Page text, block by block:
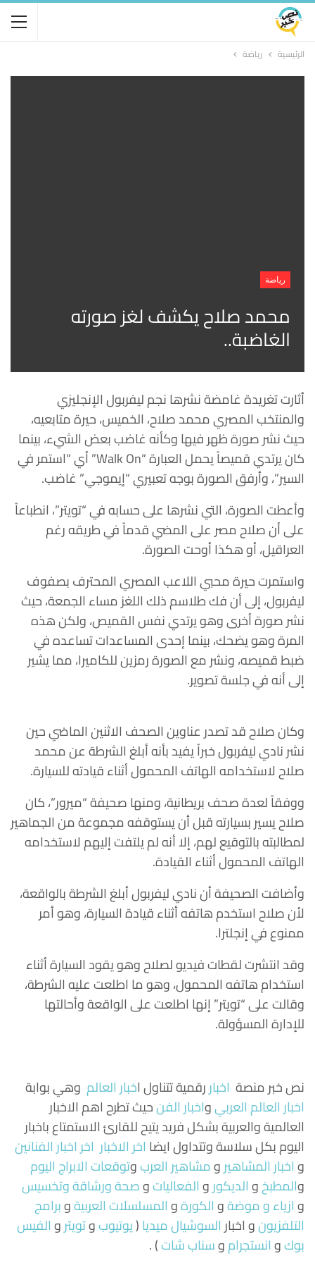
الرئيسية رياضة
رياضة
محمد صلاح يكشف لغز صورته
الغاضبة..
أثارت تغريدة غامضة نشرها نجم ليفربول الإنجليزي
والمنتخب المصري محمد صلاح، الخميس، حيرة متابعيه،
حيث نشر صورة ظهر فيها وكأنه غاضب بعض الشيء، بينما
كان يرتدي قميصاً يحمل العبارة “Walk On” أي “استمر في
السير”، وأرفق الصورة بوجه تعبيري “إيموجي” غاضب.
وأعطت الصورة، التي نشرها على حسابه في “تويتر”، انطباعاً
على أن صلاح مصر على المضي قدماً في طريقه رغم
العراقيل، أو هكذا أوحت الصورة.
واستمرت حيرة محبي اللاعب المصري المحترف بصفوف
ليفربول، إلى أن فك طلاسم ذلك اللغز مساء الجمعة، حيث
نشر صورة أخرى وهو يرتدي نفس القميص، ولكن هذه
المرة وهو يضحك، بينما إحدى المساعدات تساعده في
ضبط قميصه، ونشر مع الصورة رمزين للكاميرا، مما يشير
إلى أنه في جلسة تصوير.
وكان صلاح قد تصدر عناوين الصحف الاثنين الماضي حين
نشر نادي ليفربول خبراً يفيد بأنه أبلغ الشرطة عن محمد
صلاح لاستخدامه الهاتف المحمول أثناء قيادته للسيارة.
ووفقاً لعدة صحف بريطانية، ومنها صحيفة “ميرور”، كان
صلاح يسير بسيارته قبل أن يستوقفه مجموعة من الجماهير
لمطالبته بالتوقيع لهم، إلا أنه لم يلتفت إليهم لاستخدامه
الهاتف المحمول أثناء القيادة.
وأضافت الصحيفة أن نادي ليفربول أبلغ الشرطة بالواقعة،
لأن صلاح استخدم هاتفه أثناء قيادة السيارة، وهو أمر
ممنوع في إنجلترا.
وقد انتشرت لقطات فيديو لصلاح وهو يقود السيارة أثناء
استخدام هاتفه المحمول، وهو ما اطلعت عليه الشرطة،
وقالت على “تويتر” إنها اطلعت على الواقعة وأحالتها
للإدارة المسؤولة.
نص خبر منصة اخباررقمية تتناولاخبار العالم وهي بوابة
اخبار العالم العربيواخبار الفنحيث تطرح اهم الاخبار
العالمية والعربية بشكل فريد يتيح للقارئ الاستمتاع باخبار
اليوم بكل سلاسة وتتداول ايضا اخر الاخبار اخر اخبار الفنانين
واخبار المشاهيرومشاهير العربوتوقعات الابراج اليوم
والمطبخوالديكوروالفعالياتوصحة ورشاقة وتخسيس
وازياء و موضةوالكورةوالمسلسلات العربيةوبرامج
التلفزيونو اخبارالسوشيال ميديا(يوتيوبوتويتروالفيس
بوكوانستجراموسناب شات) .